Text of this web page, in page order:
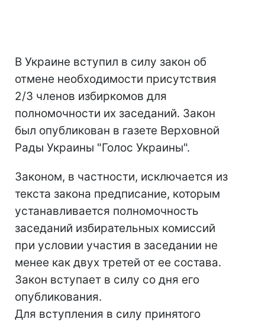
В Украине вступил в силу закон об
отмене необходимости присутствия
2/3 членов избиркомов для
полномочности их заседаний. Закон
был опубликован в газете Верховной
Рады Украины "Голос Украины".
Законом, в частности, исключается из
текста закона предписание, которым
устанавливается полномочность
заседаний избирательных комиссий
при условии участия в заседании не
менее как двух третей от ее состава.
Закон вступает в силу со дня его
опубликования.
Для вступления в силу принятого